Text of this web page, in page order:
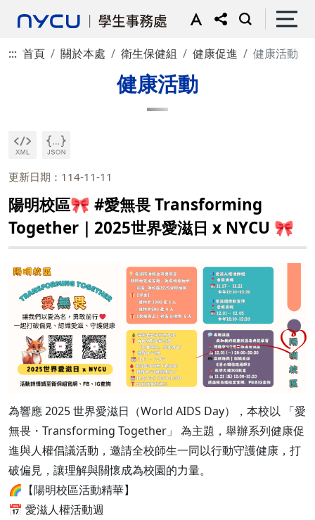
::: 首頁 關於本處 衛生保健組 健康促進 健康活動
健康活動
更新日期：114-11-11
陽明校區🎀 #愛無畏 Transforming
Together｜2025世界愛滋日 x NYCU 🎀
為響應 2025 世界愛滋日（World AIDS Day），本校以 「愛
無畏・Transforming Together」 為主題，舉辦系列健康促
進與人權倡議活動，邀請全校師生一同以行動守護健康，打
破偏見，讓理解與關懷成為校園的力量。
🌈【陽明校區活動精華】
📅 愛滋人權活動週